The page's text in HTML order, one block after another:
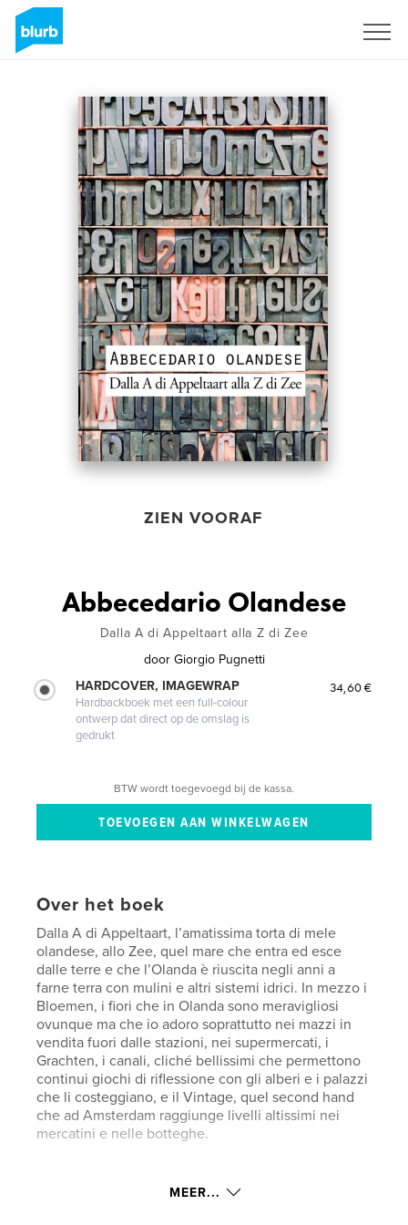
ZIEN VOORAF
Abbecedario Olandese
Dalla A di Appeltaart alla Z di Zee
door Giorgio Pugnetti
HARDCOVER, IMAGEWRAP
Hardbackboek met een full-colour
ontwerp dat direct op de omslag is
gedrukt
34,60 €
BTW wordt toegevoegd bij de kassa.
Over het boek
Dalla A di Appeltaart, l’amatissima torta di mele
olandese, allo Zee, quel mare che entra ed esce
dalle terre e che l’Olanda è riuscita negli anni a
farne terra con mulini e altri sistemi idrici. In mezzo i
Bloemen, i fiori che in Olanda sono meravigliosi
ovunque ma che io adoro soprattutto nei mazzi in
vendita fuori dalle stazioni, nei supermercati, i
Grachten, i canali, cliché bellissimi che permettono
continui giochi di riflessione con gli alberi e i palazzi
che li costeggiano, e il Vintage, quel second hand
che ad Amsterdam raggiunge livelli altissimi nei
mercatini e nelle botteghe.
http://www.monsubarachin.it
MEER...